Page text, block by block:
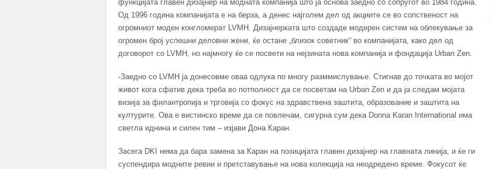
функцијата главен дизајнер на модната компанија што ја основа заедно со сопругот во 1984 година.
Од 1996 година компанијата е на берза, а денес најголем дел од акциите се во сопственост на
огромниот моден конгломерат LVMH. Дизајнерката што создаде модерен систем на облекување за
огромен број успешни деловни жени, ќе остане „близок советник“ во компанијата, како дел од
договорот со LVMH, но најмногу ќе се посвети на нејзината нова компанија и фондација Urban Zen.
-Заедно со LVMH ja донесoвме оваа одлука по многу разммислување. Стигнав до точката во мојот
живот кога сфатив дека треба во потполност да се посветам на Urban Zen и да ја следам мојата
визија за филантропија и трговија со фокус на здравствена заштита, образование и заштита на
културите. Ова е вистинско време да се повлечам, сигурна сум дека Donna Karan International има
светла иднина и силен тим – изјави Дона Каран.
Засега DKI нема да бара замена за Каран на позицијата главен дизајнер на главната линија, и ќе ги
суспендира модните ревии и претставување на нова колекција на неодредено време. Фокусот ќе